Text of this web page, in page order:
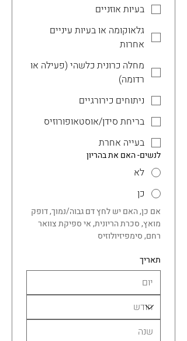
בעיות אוזניים
גלאוקומה או בעיות עיניים
אחרות
מחלה כרונית כלשהי (פעילה או
רדומה)
ניתוחים כירורגיים
בריחת סידן/אוסטאופורוזיס
בעייה אחרת
לנשים- האם את בהריון
לא
כן
רחם, סימפיזיולוזיס
תאריך